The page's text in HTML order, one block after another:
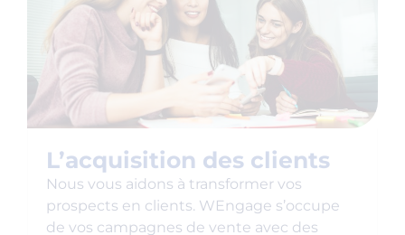
L’acquisition des clients
Nous vous aidons à transformer vos
prospects en clients. WEngage s’occupe
de vos campagnes de vente avec des